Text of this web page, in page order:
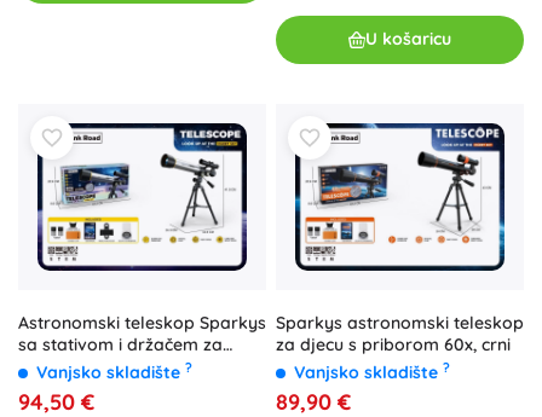
U košaricu
Astronomski teleskop Sparkys
sa stativom i držačem za
telefon - 1 komad
Vanjsko skladište ?
94,50 €
Sparkys astronomski teleskop
za djecu s priborom 60x, crni
Vanjsko skladište ?
89,90 €